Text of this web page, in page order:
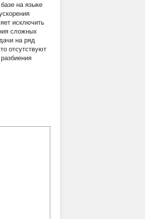
на языке
исключить
сложных
на ряд
отсутствуют